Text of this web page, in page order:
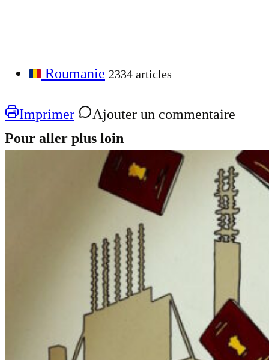
Roumanie 2334 articles
Imprimer
Ajouter un commentaire
Pour aller plus loin